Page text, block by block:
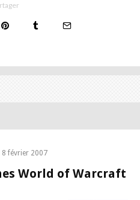
8 février 2007
World of Warcraft